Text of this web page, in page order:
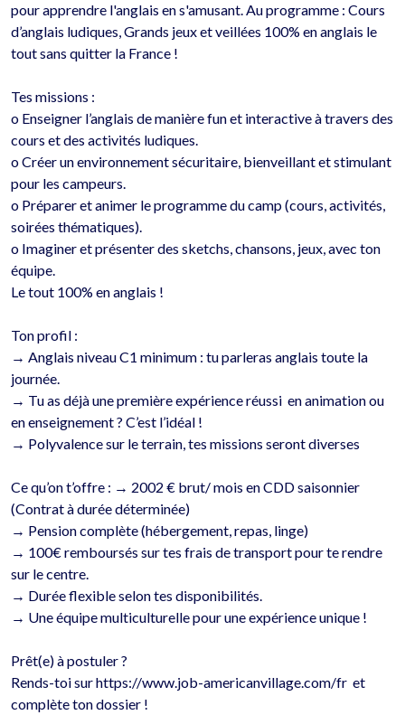
pour apprendre l'anglais en s'amusant. Au programme : Cours
d’anglais ludiques, Grands jeux et veillées 100% en anglais le
tout sans quitter la France !
Tes missions :
o	Enseigner l’anglais de manière fun et interactive à travers des
cours et des activités ludiques.
o	Créer un environnement sécuritaire, bienveillant et stimulant
pour les campeurs.
o	Préparer et animer le programme du camp (cours, activités,
soirées thématiques).
o	Imaginer et présenter des sketchs, chansons, jeux, avec ton
équipe.
Le tout 100% en anglais !
Ton profil :
→ Anglais niveau C1 minimum : tu parleras anglais toute la
journée.
→ Tu as déjà une première expérience réussi  en animation ou
en enseignement ? C’est l’idéal !
→ Polyvalence sur le terrain, tes missions seront diverses
Ce qu’on t’offre : → 2002 € brut/ mois en CDD saisonnier
(Contrat à durée déterminée)
→ Pension complète (hébergement, repas, linge)
→ 100€ remboursés sur tes frais de transport pour te rendre
sur le centre.
→ Durée flexible selon tes disponibilités.
→ Une équipe multiculturelle pour une expérience unique !
Prêt(e) à postuler ?
Rends-toi sur https://www.job-americanvillage.com/fr  et
complète ton dossier !